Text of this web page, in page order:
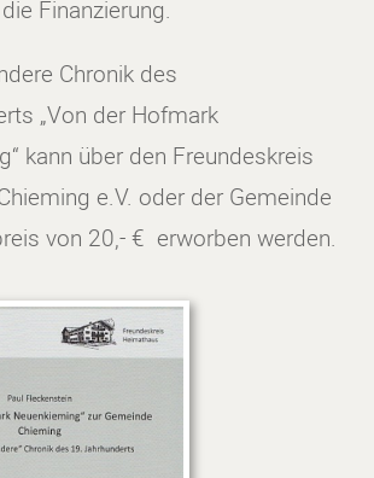
Finanzierung.
Chronik des
„Von der Hofmark
kann über den Freundeskreis
e.V. oder der Gemeinde
von 20,- € erworben werden.